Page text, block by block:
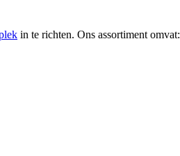
in te richten. Ons assortiment omvat: